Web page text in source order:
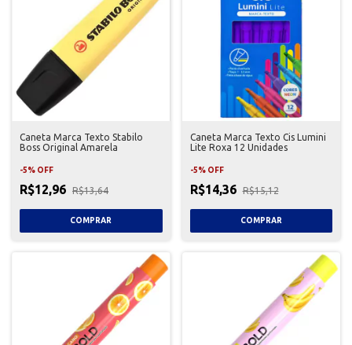
Caneta Marca Texto Stabilo
Boss Original Amarela
-5% OFF
R$12,96 R$13,64
Caneta Marca Texto Cis Lumini
Lite Roxa 12 Unidades
-5% OFF
R$14,36 R$15,12